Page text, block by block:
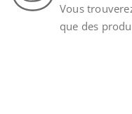
Vous
que des